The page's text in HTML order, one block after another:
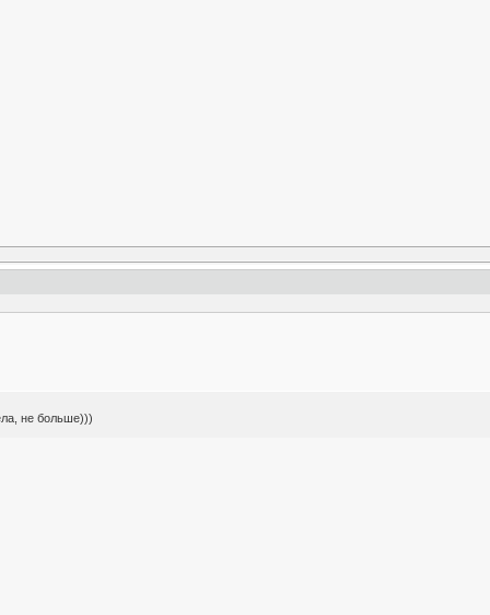
не больше)))